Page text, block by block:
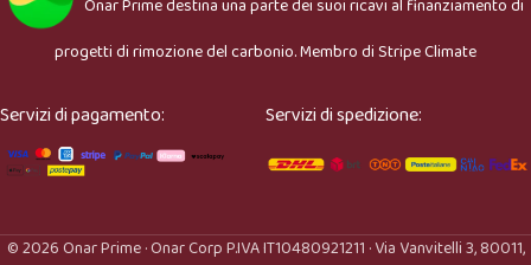
Onar Primedestina una parte dei suoi ricavi al finanziamento di
progetti di rimozione del carbonio. Membro diStripe Climate
Servizi di pagamento: Servizi di spedizione:
© 2026 Onar Prime · Onar Corp P.IVA IT10480921211 · Via Vanvitelli 3, 80011,